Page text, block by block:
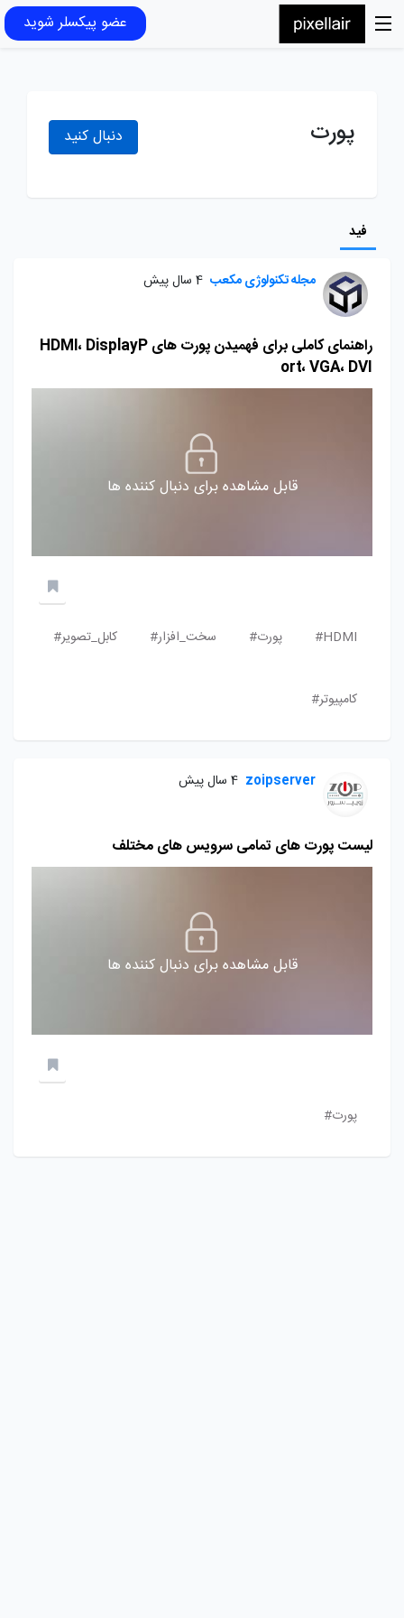
عضو پیکسلر شوید
پورت دنبال کنید
فید
مجله تکنولوژی مکعب 4 سال پیش
راهنمای کاملی برای فهمیدن پورت های HDMI، DisplayP
ort، VGA، DVI
قابل مشاهده برای دنبال کننده ها
HDMI# پورت# سخت_افزار# کابل_تصویر#
کامپیوتر#
zoipserver 4 سال پیش
لیست پورت های تمامی سرویس های مختلف
قابل مشاهده برای دنبال کننده ها
پورت#